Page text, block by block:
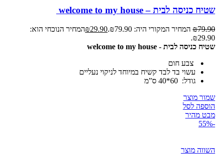
שטיח כניסה לבית – welcome to my house
₪79.90 המחיר המקורי היה: ₪79.90. ₪29.90
המחיר הנוכחי הוא:
₪29.90.
שטיח כניסה לבית - welcome to my house
צבע חום
עשוי בד לבד קשיח במיוחד לניקוי נעליים
גודל: 60*40 ס”מ
שמור מוצר
הוספה לסל
מבט מהיר
-55%
השווה מוצר